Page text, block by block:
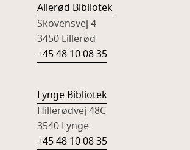
Allerød Bibliotek
Skovensvej 4
3450 Lillerød
+45 48 10 08 35
Lynge Bibliotek
Hillerødvej 48C
3540 Lynge
+45 48 10 08 35